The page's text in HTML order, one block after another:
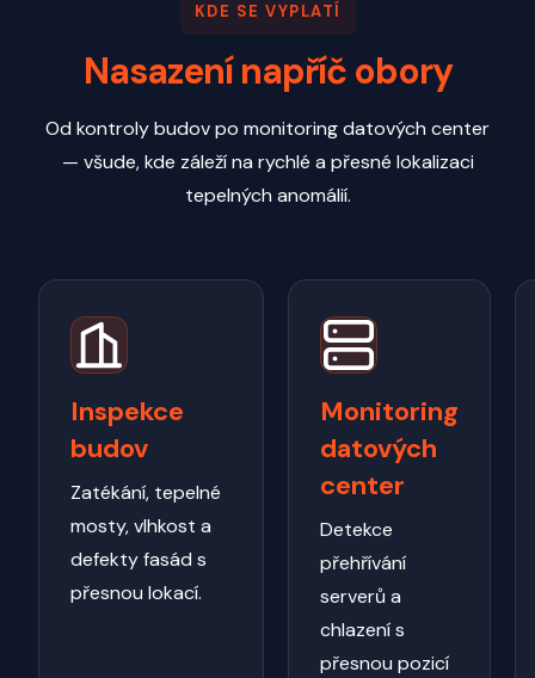
KDE SE VYPLATÍ
Nasazení napříč obory
Od kontroly budov po monitoring datových center
— všude, kde záleží na rychlé a přesné lokalizaci
tepelných anomálií.
Inspekce
budov
Zatékání, tepelné
mosty, vlhkost a
defekty fasád s
přesnou lokací.
Monitoring
datových
center
Detekce
přehřívání
serverů a
chlazení s
přesnou pozicí